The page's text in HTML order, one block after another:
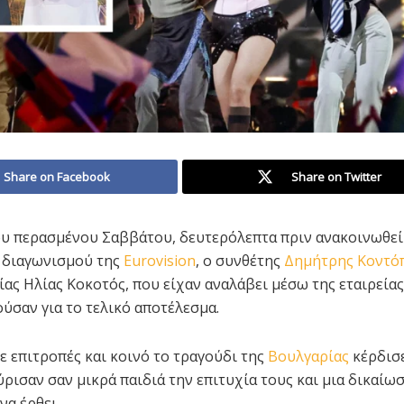
Share on Facebook Share on Twitter
περασμένου Σαββάτου, δευτερόλεπτα πριν
της Eurovision, ο συνθέτης Δημήτρης
Ηλίας Κοκοτός, που είχαν αναλάβει μέσω της
για το τελικό αποτέλεσμα.
και κοινό το τραγούδι της Βουλγαρίας
σαν μικρά παιδιά την επιτυχία τους και μια